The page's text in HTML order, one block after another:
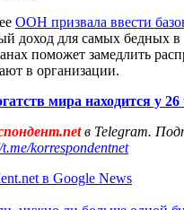
ООН призвала ввести
доход для самых бедных в
поможет замедлить
в организации.
мира находится у 26
в Telegram.
korrespondentnet
в Google News